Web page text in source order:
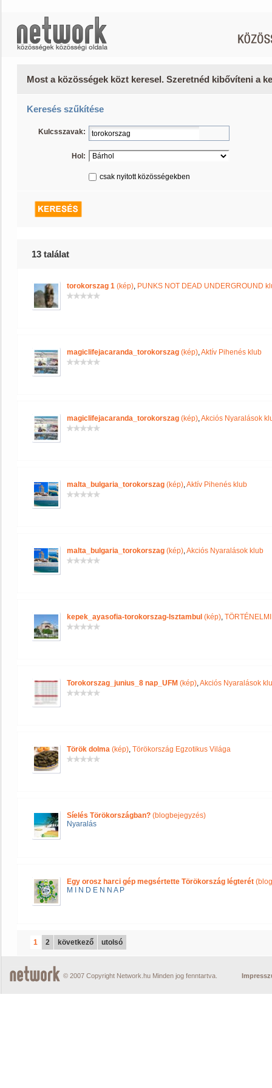
Most a közösségek közt keresel. Szeretnéd kibővíteni a
Keresés szűkítése
Kulcsszavak:
Hol:
csak nyitott közösségekben
13 találat
torokorszag 1 (kép), PUNKS NOT DEAD UNDERGROUND
magiclifejacaranda_torokorszag (kép),Aktív Pihenés klub
magiclifejacaranda_torokorszag (kép),Akciós Nyaralások
malta_bulgaria_torokorszag (kép),Aktív Pihenés klub
malta_bulgaria_torokorszag (kép),Akciós Nyaralások klub
kepek_ayasofia-torokorszag-Isztambul (kép),
Torokorszag_junius_8 nap_UFM (kép),Akciós Nyaralások
Török dolma (kép), Törökország Egzotikus Világa
Síelés Törökországban? (blogbejegyzés)
Nyaralás
Egy orosz harci gép megsértette Törökország légterét
M I N D E N N A P
1 2 következő utolsó
© 2007 Copyright Network.hu Minden jog fenntartva.